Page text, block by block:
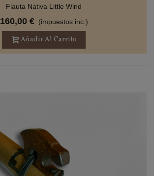
Flauta Nativa Little Wind
160,00 € (impuestos inc.)
Añadir Al Carrito